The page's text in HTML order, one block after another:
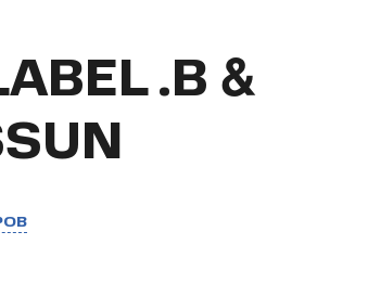
.B &